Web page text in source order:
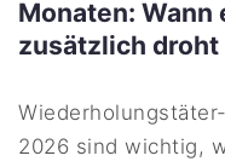
Monaten: Wann
zusätzlich droht
2026 sind wichtig,